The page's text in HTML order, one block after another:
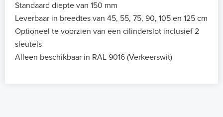
Standaard diepte van 150 mm
Leverbaar in breedtes van 45, 55, 75, 90, 105 en 125 cm
Optioneel te voorzien van een cilinderslot inclusief 2
sleutels
Alleen beschikbaar in RAL 9016 (Verkeerswit)